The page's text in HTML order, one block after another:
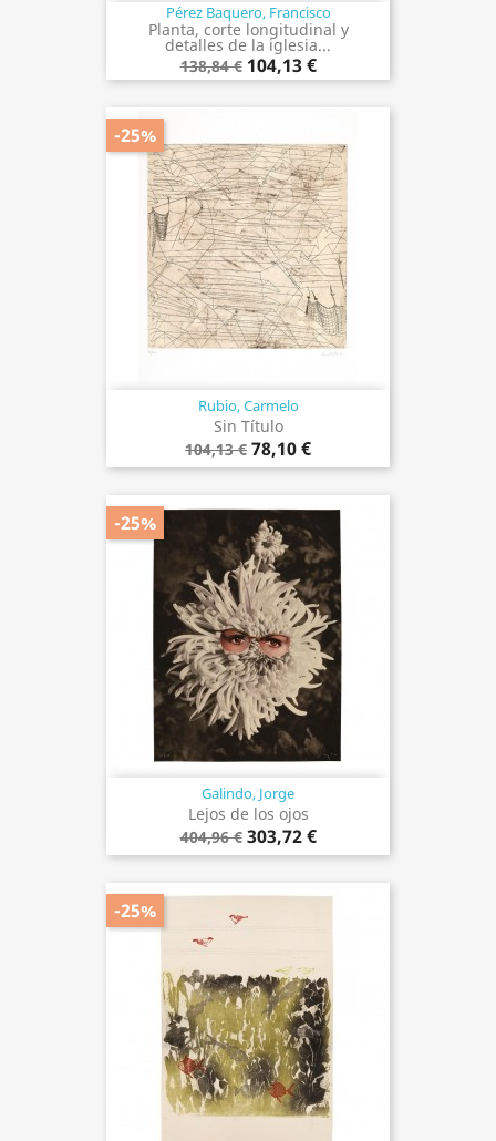
Pérez Baquero, Francisco
Planta, corte longitudinal y
detalles de la iglesia...
138,84 € 104,13 €
Rubio, Carmelo
Sin Título
104,13 € 78,10 €
-25%
Galindo, Jorge
Lejos de los ojos
404,96 € 303,72 €
-25%
-25%